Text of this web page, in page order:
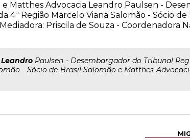
e Matthes Advocacia Leandro Paulsen -
4ª Região Marcelo Viana Salomão - Sócio de
Priscila de Souza - Coordenadora
Leandro Paulsen - Desembargador do Tribunal
- Sócio de Brasil Salomão e Matthes